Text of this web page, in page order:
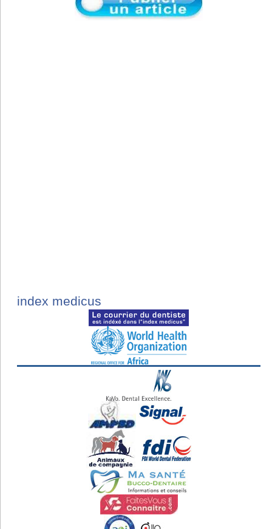
index medicus